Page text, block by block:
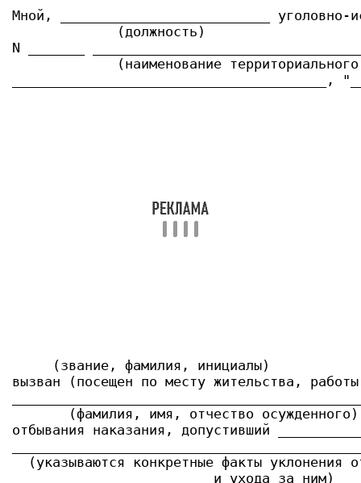
Мной, __________________________ уголовно-
             (должность)
N _______
(наименование
     (звание, фамилия, инициалы)
вызван (посещен по месту жительства,
       (фамилия, имя, отчество осужденного)
отбывания наказания, допустивший
(указываются конкретные факты уклонения
                         и ухода за ним)